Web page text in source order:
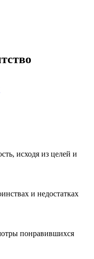
исходя из целей и
и недостатках
понравившихся